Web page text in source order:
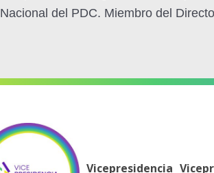
Nacional del PDC. Miembro del
Vicepresidencia